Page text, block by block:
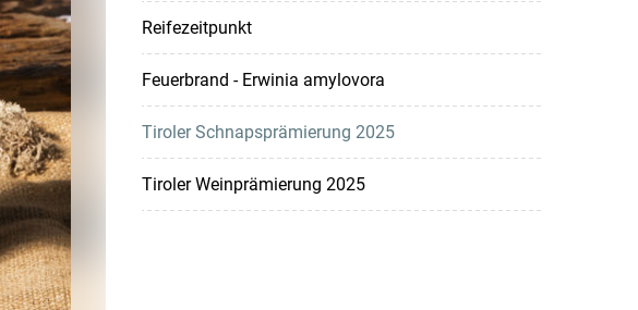
Reifezeitpunkt
Feuerbrand - Erwinia amylovora
Tiroler Schnapsprämierung 2025
Tiroler Weinprämierung 2025